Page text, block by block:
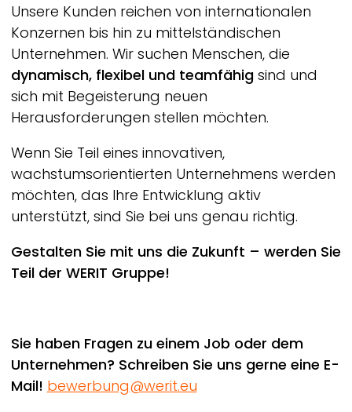
Unsere Kunden reichen von internationalen
Konzernen bis hin zu mittelständischen
Unternehmen. Wir suchen Menschen, die
dynamisch, flexibel und teamfähigsind und
sich mit Begeisterung neuen
Herausforderungen stellen möchten.
Wenn Sie Teil eines innovativen,
wachstumsorientierten Unternehmens werden
möchten, das Ihre Entwicklung aktiv
unterstützt, sind Sie bei uns genau richtig.
Gestalten Sie mit uns die Zukunft – werden Sie
Teil der WERIT Gruppe!
Sie haben Fragen zu einem Job oder dem
Unternehmen? Schreiben Sie uns gerne eine E-
Mail! bewerbung@werit.eu